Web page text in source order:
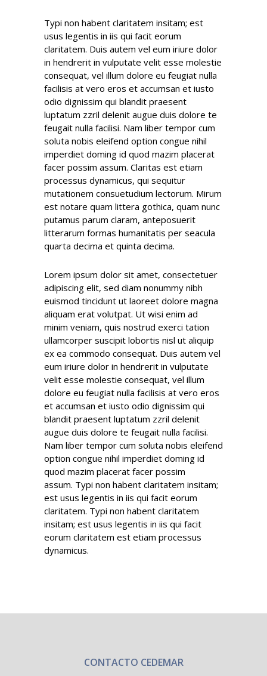
Typi non habent claritatem insitam; est
usus legentis in iis qui facit eorum
claritatem. Duis autem vel eum iriure dolor
in hendrerit in vulputate velit esse molestie
consequat, vel illum dolore eu feugiat nulla
facilisis at vero eros et accumsan et iusto
odio dignissim qui blandit praesent
luptatum zzril delenit augue duis dolore te
feugait nulla facilisi. Nam liber tempor cum
soluta nobis eleifend option congue nihil
imperdiet doming id quod mazim placerat
facer possim assum. Claritas est etiam
processus dynamicus, qui sequitur
mutationem consuetudium lectorum. Mirum
est notare quam littera gothica, quam nunc
putamus parum claram, anteposuerit
litterarum formas humanitatis per seacula
quarta decima et quinta decima.
Lorem ipsum dolor sit amet, consectetuer
adipiscing elit, sed diam nonummy nibh
euismod tincidunt ut laoreet dolore magna
aliquam erat volutpat. Ut wisi enim ad
minim veniam, quis nostrud exerci tation
ullamcorper suscipit lobortis nisl ut aliquip
ex ea commodo consequat. Duis autem vel
eum iriure dolor in hendrerit in vulputate
velit esse molestie consequat, vel illum
dolore eu feugiat nulla facilisis at vero eros
et accumsan et iusto odio dignissim qui
blandit praesent luptatum zzril delenit
augue duis dolore te feugait nulla facilisi.
Nam liber tempor cum soluta nobis eleifend
option congue nihil imperdiet doming id
quod mazim placerat facer possim
assum. Typi non habent claritatem insitam;
est usus legentis in iis qui facit eorum
claritatem. Typi non habent claritatem
insitam; est usus legentis in iis qui facit
eorum claritatem est etiam processus
dynamicus.
CONTACTO CEDEMAR